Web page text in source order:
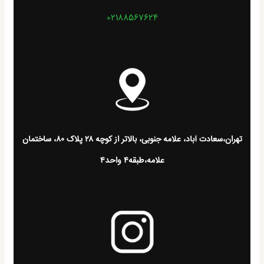
02188567624
تهران،سعادت آباد، علامه جنوبی، بالاتر از کوچه ۲۸ پلاک ۸۰، ساختمان
علامه،طبقه۴ واحد۴